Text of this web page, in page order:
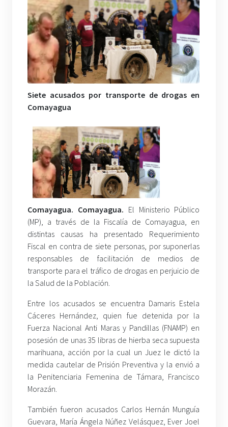
Siete acusados por transporte de drogas en
Comayagua
Comayagua. Comayagua. El Ministerio Público
(MP), a través de la Fiscalía de Comayagua, en
distintas causas ha presentado Requerimiento
Fiscal en contra de siete personas, por suponerlas
responsables de facilitación de medios de
transporte para el tráfico de drogas en perjuicio de
la Salud de la Población.
Entre los acusados se encuentra Damaris Estela
Cáceres Hernández, quien fue detenida por la
Fuerza Nacional Anti Maras y Pandillas (FNAMP) en
posesión de unas 35 libras de hierba seca supuesta
marihuana, acción por la cual un Juez le dictó la
medida cautelar de Prisión Preventiva y la envió a
la Penitenciaria Femenina de Támara, Francisco
Morazán.
También fueron acusados Carlos Hernán Munguía
Guevara, María Ángela Núñez Velásquez, Ever Joel